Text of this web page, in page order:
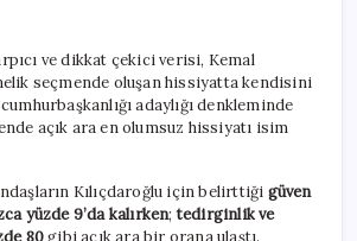
ve dikkat çekici verisi, Kemal
seçmende oluşan hissiyatta kendisini
adaylığı denkleminde
açık ara en olumsuz hissiyatı isim
Kılıçdaroğlu için belirttiği güven
yüzde 9’da kalırken;tedirginlik ve